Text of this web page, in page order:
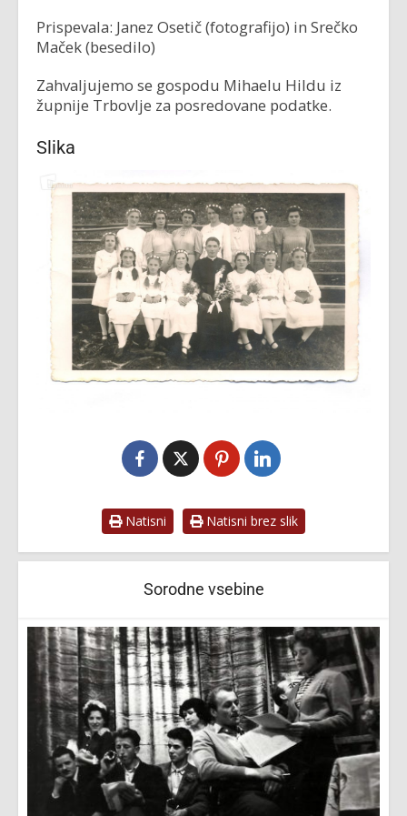
Prispevala: Janez Osetič (fotografijo) in Srečko
Maček (besedilo)
Zahvaljujemo se gospodu Mihaelu Hildu iz
župnije Trbovlje za posredovane podatke.
Slika
Natisni Natisni brez slik
Sorodne vsebine